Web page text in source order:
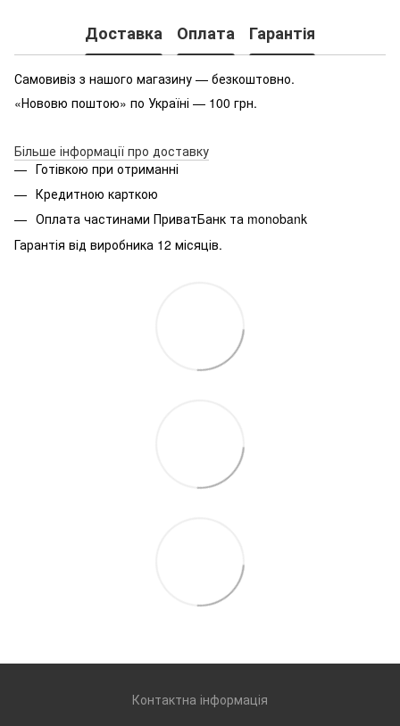
Доставка Оплата Гарантія
Самовивіз з нашого магазину — безкоштовно.
«Нововю поштою» по Україні — 100 грн.
Більше інформації про доставку
Готівкою при отриманні
Кредитною карткою
Оплата частинами ПриватБанк та monobank
Гарантія від виробника 12 місяців.
Контактна інформація